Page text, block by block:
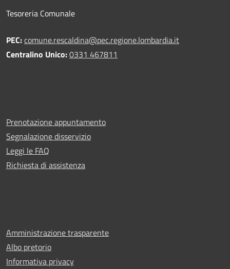
Tesoreria Comunale
PEC:comune.rescaldina@pec.regione.lombardia.it
Centralino Unico:0331 467811
Prenotazione appuntamento
Segnalazione disservizio
Leggi le FAQ
Richiesta di assistenza
Amministrazione trasparente
Albo pretorio
Informativa privacy